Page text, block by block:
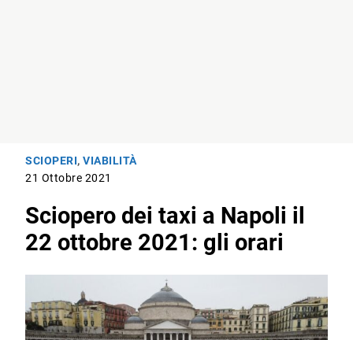
SCIOPERI,VIABILITÀ
21 Ottobre 2021
Sciopero dei taxi a Napoli il
22 ottobre 2021: gli orari